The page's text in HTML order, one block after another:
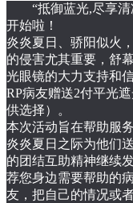
“抵御蓝光,尽享
开始啦！
炎炎夏日、骄阳似火
的侵害尤其重要，舒
光眼镜的大力支持和
RP病友赠送2付平光
供选择）。
本次活动旨在帮助服
炎炎夏日之际为他们
的团结互助精神继续
荐您身边需要帮助的
友，把自己的情况或